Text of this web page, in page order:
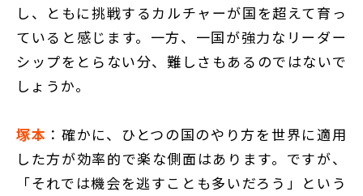
し、ともに挑戦するカルチャーが国を超えて育っ
ていると感じます。一方、一国が強力なリーダー
シップをとらない分、難しさもあるのではないで
しょうか。
塚本 ：確かに、ひとつの国のやり方を世界に適用
した方が効率的で楽な側面はあります。ですが、
「それでは機会を逃すことも多いだろう」という